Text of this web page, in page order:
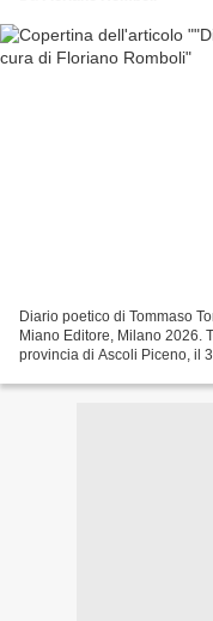
Diario poetico di Tommaso
Miano Editore, Milano 2026.
provincia di Ascoli Piceno, il